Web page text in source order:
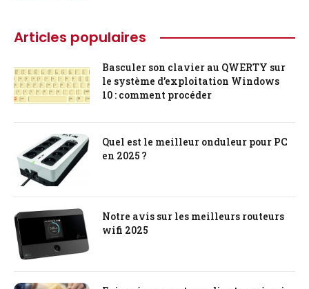
Articles populaires
Basculer son clavier au QWERTY sur
le système d’exploitation Windows
10 : comment procéder
Quel est le meilleur onduleur pour PC
en 2025 ?
Notre avis sur les meilleurs routeurs
wifi 2025